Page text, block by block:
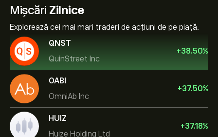
Mișcări Zilnice
Explorează cei mai mari traderi de acțiuni de pe piață.
QNST
QuinStreet Inc
+38.50%
OABI
OmniAb Inc
+37.50%
HUIZ
Huize Holding Ltd
+37.18%